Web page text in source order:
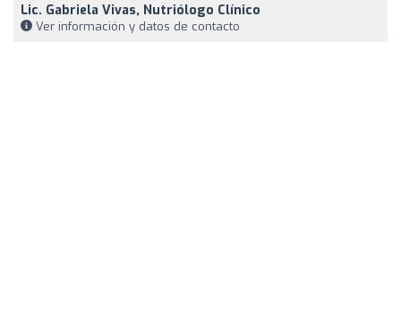
Lic. Gabriela Vivas, Nutriólogo Clínico
Ver información y datos de contacto